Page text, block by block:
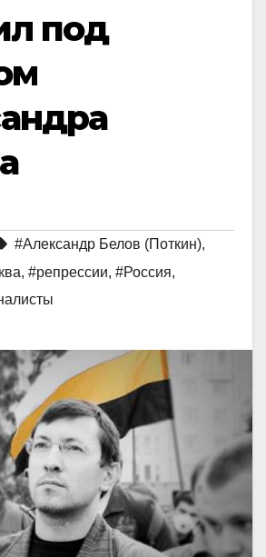
под
#Александр Белов (Поткин),
, #репрессии, #Россия,